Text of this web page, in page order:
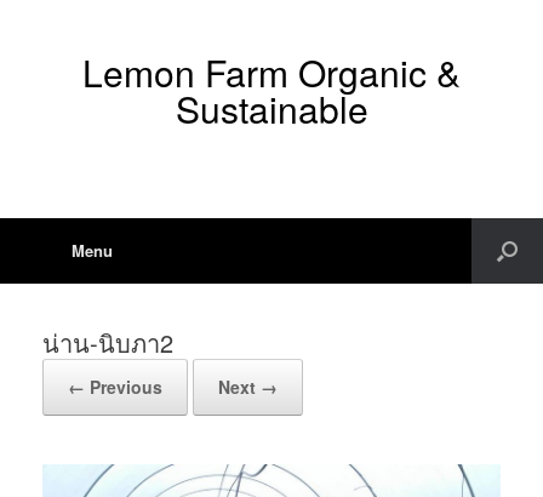
Lemon Farm Organic &
Sustainable
Menu
น่าน-นิบภา2
← Previous Next →